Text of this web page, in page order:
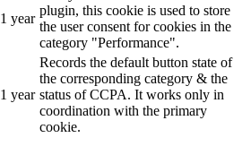
1 year
plugin, this cookie is used to store
the user consent for cookies in the
category "Performance".
1 year
Records the default button state of
the corresponding category & the
status of CCPA. It works only in
coordination with the primary
cookie.